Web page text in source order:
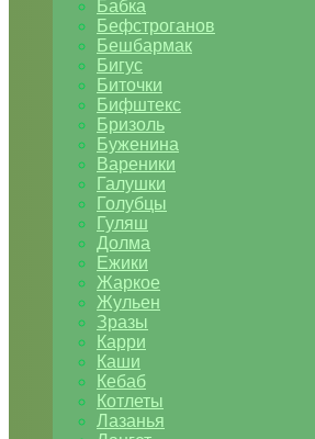
Бабка
Бефстроганов
Бешбармак
Бигус
Биточки
Бифштекс
Бризоль
Буженина
Вареники
Галушки
Голубцы
Гуляш
Долма
Ежики
Жаркое
Жульен
Зразы
Карри
Каши
Кебаб
Котлеты
Лазанья